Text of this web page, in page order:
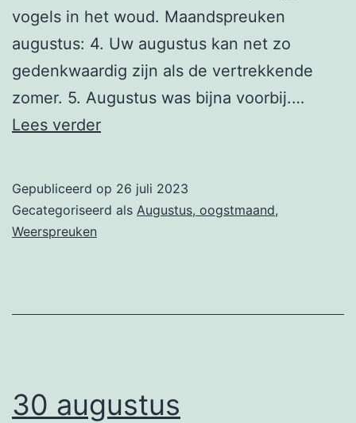
vogels in het woud. Maandspreuken
augustus: 4. Uw augustus kan net zo
gedenkwaardig zijn als de vertrekkende
zomer. 5. Augustus was bijna voorbij.…
Lees verder26
Gepubliceerd op 26 juli 2023
Gecategoriseerd als Augustus, oogstmaand,
Weerspreuken
30 augustus